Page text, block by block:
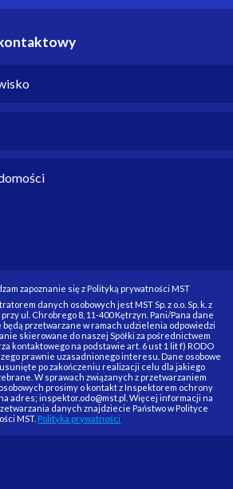
zapoznanie się z Polityką prywatności MST
danych osobowych jest MST Sp. z o.o. Sp. k. z
ul. Chrobrego 8, 11-400 Kętrzyn. Pani/Pana dane
będą przetwarzane w ramach udzielenia odpowiedzi
skierowane do naszej Spółki za pośrednictwem
kontaktowego na podstawie art. 6 ust 1 lit f) RODO
prawnie uzasadnionego interesu. Dane osobowe
po zakończeniu realizacji celu dla jakiego
W sprawach związanych z przetwarzaniem
prosimy o kontakt z Inspektorem ochrony
adres; inspektor.odo@mst.pl. Więcej informacji na
danych znajdziecie Państwo w Polityce
MST. Polityka prywatności